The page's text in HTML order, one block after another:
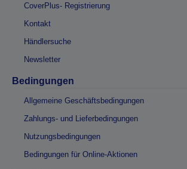
CoverPlus- Registrierung
Kontakt
Händlersuche
Newsletter
Bedingungen
Allgemeine Geschäftsbedingungen
Zahlungs- und Lieferbedingungen
Nutzungsbedingungen
Bedingungen für Online-Aktionen